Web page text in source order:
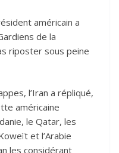
américain a
de la
riposter sous peine
l’Iran a répliqué,
américaine
le Qatar, les
et l’Arabie
les considérant